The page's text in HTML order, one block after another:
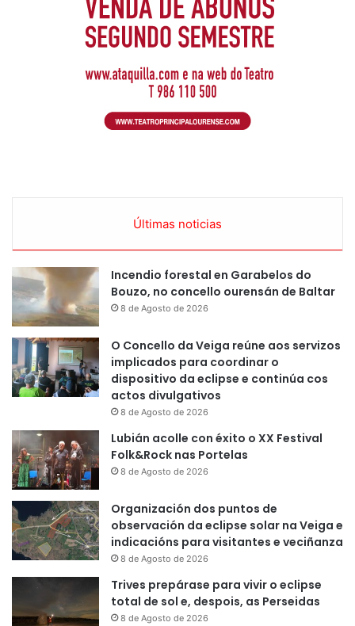
Últimas noticias
Incendio forestal en Garabelos do
Bouzo, no concello ourensán de Baltar
8 de Agosto de 2026
O Concello da Veiga reúne aos servizos
implicados para coordinar o
dispositivo da eclipse e continúa cos
actos divulgativos
8 de Agosto de 2026
Lubián acolle con éxito o XX Festival
Folk&Rock nas Portelas
8 de Agosto de 2026
Organización dos puntos de
observación da eclipse solar na Veiga e
indicacións para visitantes e veciñanza
8 de Agosto de 2026
Trives prepárase para vivir o eclipse
total de sol e, despois, as Perseidas
8 de Agosto de 2026